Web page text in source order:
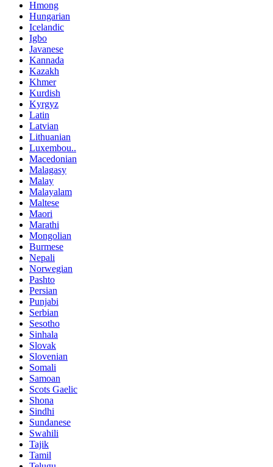
Hmong
Hungarian
Icelandic
Igbo
Javanese
Kannada
Kazakh
Khmer
Kurdish
Kyrgyz
Latin
Latvian
Lithuanian
Luxembou..
Macedonian
Malagasy
Malay
Malayalam
Maltese
Maori
Marathi
Mongolian
Burmese
Nepali
Norwegian
Pashto
Persian
Punjabi
Serbian
Sesotho
Sinhala
Slovak
Slovenian
Somali
Samoan
Scots Gaelic
Shona
Sindhi
Sundanese
Swahili
Tajik
Tamil